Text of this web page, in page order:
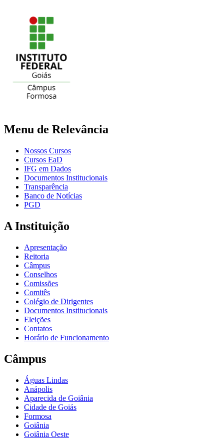
Menu de Relevância
Nossos Cursos
Cursos EaD
IFG em Dados
Documentos Institucionais
Transparência
Banco de Notícias
PGD
A Instituição
Apresentação
Reitoria
Câmpus
Conselhos
Comissões
Comitês
Colégio de Dirigentes
Documentos Institucionais
Eleições
Contatos
Horário de Funcionamento
Câmpus
Águas Lindas
Anápolis
Aparecida de Goiânia
Cidade de Goiás
Formosa
Goiânia
Goiânia Oeste